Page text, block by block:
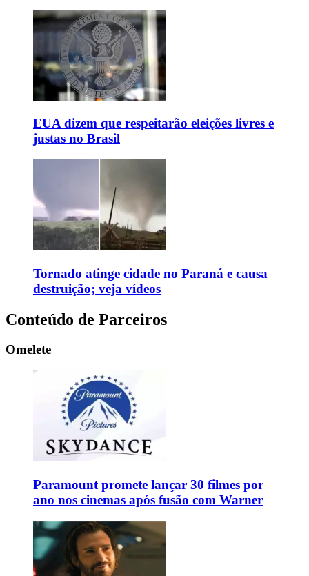
EUA dizem que respeitarão eleições livres e
justas no Brasil
Tornado atinge cidade no Paraná e causa
destruição; veja vídeos
Conteúdo de Parceiros
Omelete
Paramount promete lançar 30 filmes por
ano nos cinemas após fusão com Warner